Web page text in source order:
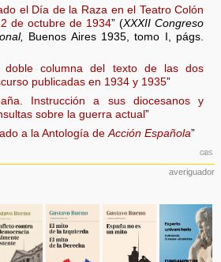
el Día de la Raza en el Teatro Colón
de octubre de 1934” (XXXII Congreso
Buenos Aires 1935, tomo I, págs.
doble columna del texto de las dos
publicadas en 1934 y 1935”
Instrucción a sus diocesanos y
sobre la guerra actual”
a la Antología deAcción Española”
gbs
averiguador